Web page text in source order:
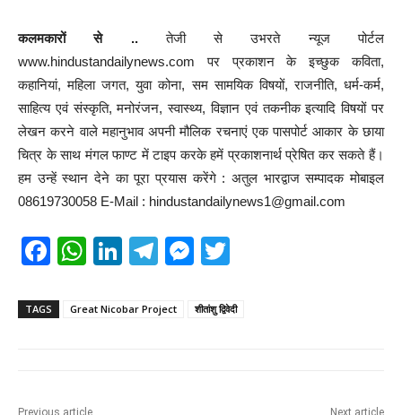
कलमकारों से ..तेजी से उभरते न्यूज पोर्टल
www.hindustandailynews.com पर प्रकाशन के इच्छुक कविता,
कहानियां, महिला जगत, युवा कोना, सम सामयिक विषयों, राजनीति, धर्म-कर्म,
साहित्य एवं संस्कृति, मनोरंजन, स्वास्थ्य, विज्ञान एवं तकनीक इत्यादि विषयों पर
लेखन करने वाले महानुभाव अपनी मौलिक रचनाएं एक पासपोर्ट आकार के छाया
चित्र के साथ मंगल फाण्ट में टाइप करके हमें प्रकाशनार्थ प्रेषित कर सकते हैं।
हम उन्हें स्थान देने का पूरा प्रयास करेंगे : अतुल भारद्वाज सम्पादक मोबाइल
08619730058 E-Mail : hindustandailynews1@gmail.com
F
c
W
at
Li
k
T
e
M
ss tt
TAGS Great Nicobar Project शीतांशु द्विवेदी
Previous article Next article